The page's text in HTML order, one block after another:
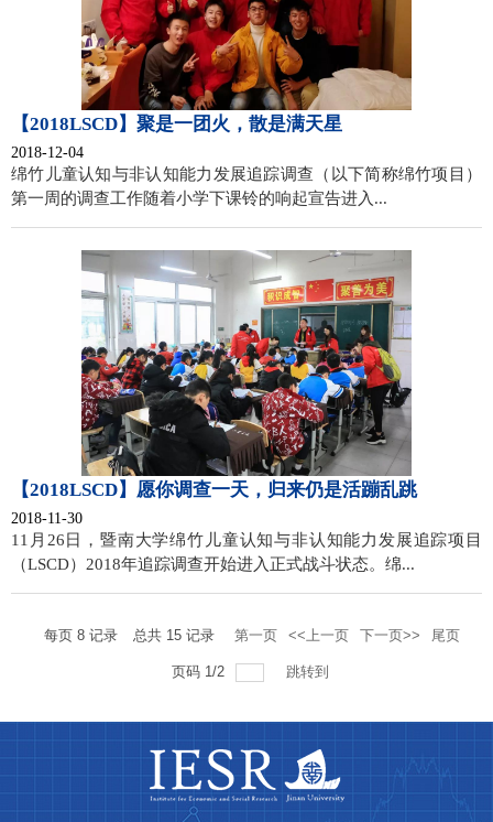
【2018LSCD】聚是一团火，散是满天星
2018-12-04
绵竹儿童认知与非认知能力发展追踪调查（以下简称绵竹项目）
第一周的调查工作随着小学下课铃的响起宣告进入...
​【2018LSCD】愿你调查一天，归来仍是活蹦乱跳
2018-11-30
11月26日，暨南大学绵竹儿童认知与非认知能力发展追踪项目
（LSCD）2018年追踪调查开始进入正式战斗状态。绵...
每页 8 记录 总共 15 记录 第一页 <<上一页 下一页>> 尾页
页码 1/2 跳转到